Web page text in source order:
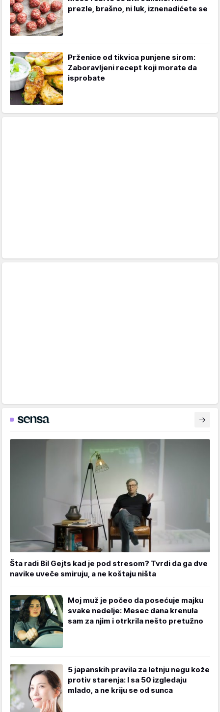
prezle, brašno, ni luk, iznenadićete se
Prženice od tikvica punjene sirom:
Zaboravljeni recept koji morate da
isprobate
Šta radi Bil Gejts kad je pod stresom? Tvrdi da ga dve
navike uveče smiruju, a ne koštaju ništa
Moj muž je počeo da posećuje majku
svake nedelje: Mesec dana krenula
sam za njim i otrkrila nešto pretužno
5 japanskih pravila za letnju negu kože
protiv starenja: I sa 50 izgledaju
mlado, a ne kriju se od sunca